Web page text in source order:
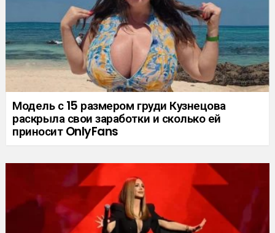
Модель с 15 размером груди Кузнецова
раскрыла свои заработки и сколько ей
приносит OnlyFans